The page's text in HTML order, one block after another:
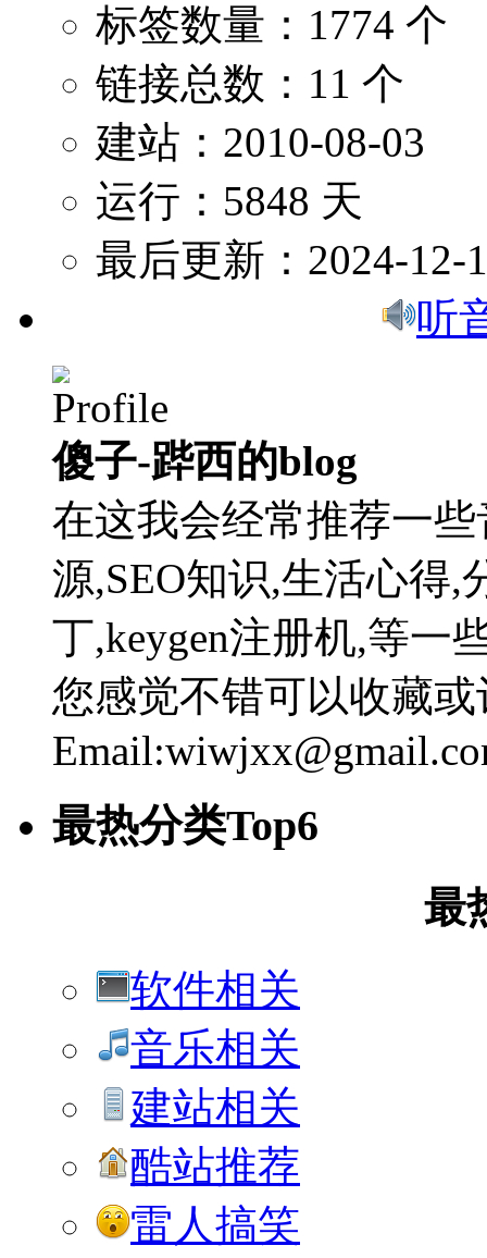
标签数量：1774 个
链接总数：11 个
建站：2010-08-03
运行：5848 天
最后更新：2024-12-
听
傻子-跸西的blog
在这我会经常推荐一
源,SEO知识,生活心得,
丁,keygen注册机,等一
您感觉不错可以收藏
最热分类Top6
最
软件相关
音乐相关
建站相关
酷站推荐
雷人搞笑